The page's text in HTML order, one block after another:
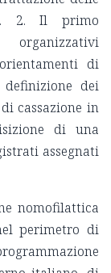
2.
Il primo
organizzativi
di
dei
cassazione in
di una
assegnati
nomofilattica
perimetro di